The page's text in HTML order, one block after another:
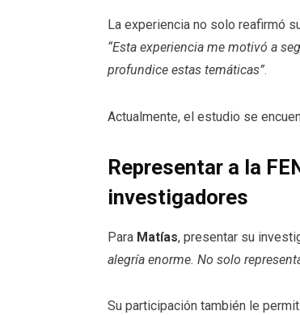
La experiencia no solo reafirmó
“Esta experiencia me motivó a
profundice estas temáticas”
Actualmente, el estudio se
Representar a la
investigadores
Para Matías, presentar su
alegría enorme. No solo
Su participación también le